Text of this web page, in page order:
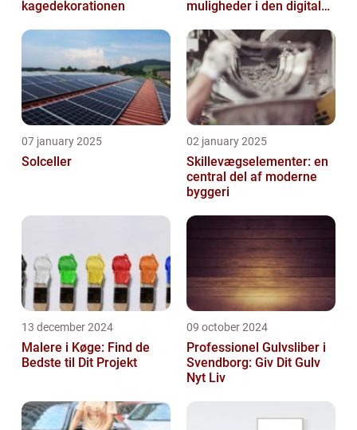
kagedekorationen
muligheder i den digitale
07 january 2025
Solceller
02 january 2025
Skillevægselementer: en
central del af moderne
byggeri
13 december 2024
Malere i Køge: Find de
Bedste til Dit Projekt
09 october 2024
Professionel Gulvsliber i
Svendborg: Giv Dit Gulv
Nyt Liv